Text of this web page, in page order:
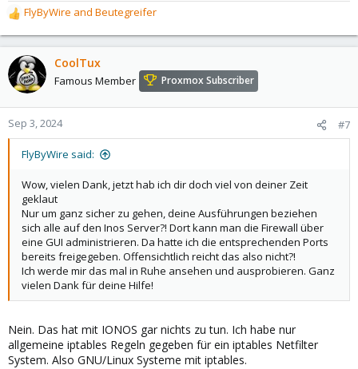
R
e
a
c
t
o
n
FlyByWire and Beutegreifer
CoolTux
Famous Member Proxmox Subscriber
Sep 3, 2024 #7
FlyByWire said:
Wow, vielen Dank, jetzt hab ich dir doch viel von deiner Zeit
geklaut
Nur um ganz sicher zu gehen, deine Ausführungen beziehen
sich alle auf den Inos Server?! Dort kann man die Firewall über
eine GUI administrieren. Da hatte ich die entsprechenden Ports
bereits freigegeben. Offensichtlich reicht das also nicht?!
Ich werde mir das mal in Ruhe ansehen und ausprobieren. Ganz
vielen Dank für deine Hilfe!
Nein. Das hat mit IONOS gar nichts zu tun. Ich habe nur
allgemeine iptables Regeln gegeben für ein iptables Netfilter
System. Also GNU/Linux Systeme mit iptables.